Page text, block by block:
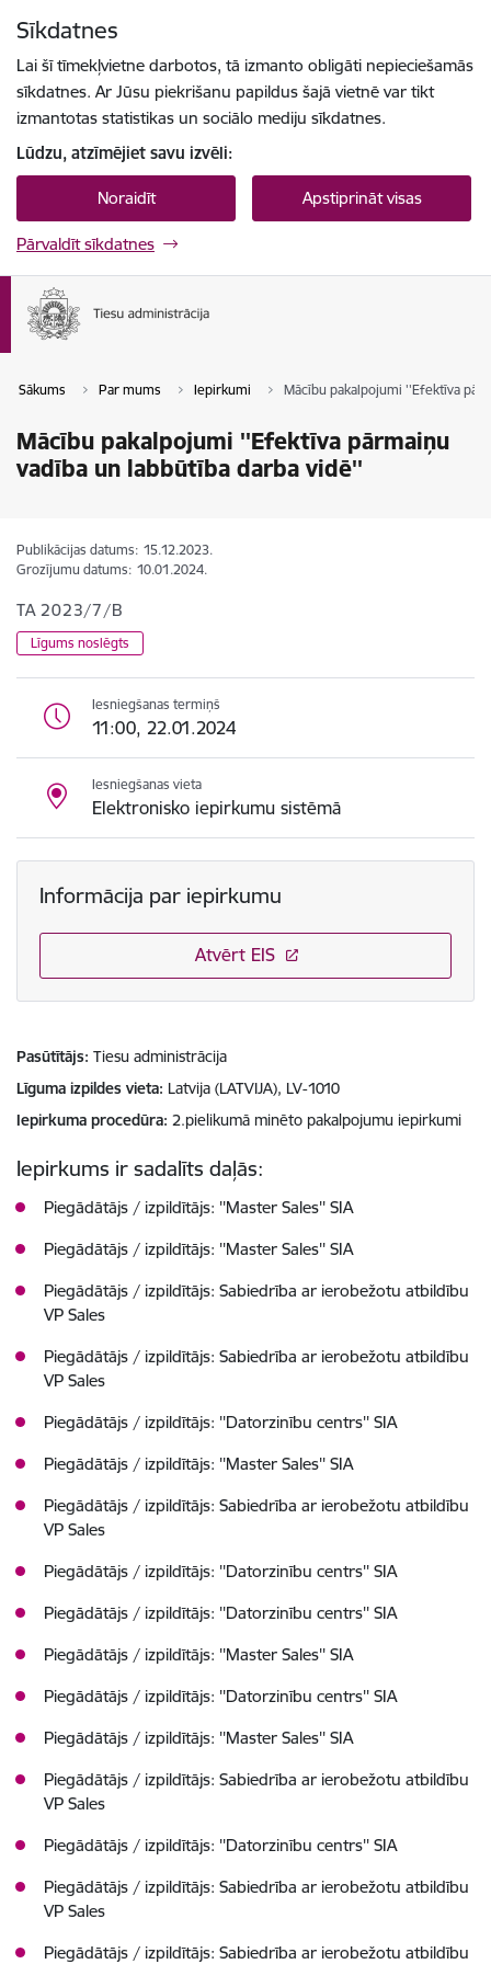
Sīkdatnes
Lai šī tīmekļvietne darbotos, tā izmanto obligāti nepieciešamās
sīkdatnes. Ar Jūsu piekrišanu papildus šajā vietnē var tikt
izmantotas statistikas un sociālo mediju sīkdatnes.
Lūdzu, atzīmējiet savu izvēli:
Noraidīt Apstiprināt visas
Pārvaldīt sīkdatnes
Sākums Par mums Iepirkumi Mācību pakalpojumi ''Efektīva
Mācību pakalpojumi ''Efektīva pārmaiņu
vadība un labbūtība darba vidē''
Publikācijas datums: 15.12.2023.
Grozījumu datums: 10.01.2024.
TA 2023/7/B
Līgums noslēgts
Iesniegšanas termiņš
11:00, 22.01.2024
Iesniegšanas vieta
Elektronisko iepirkumu sistēmā
Informācija par iepirkumu
Atvērt EIS
Pasūtītājs Tiesu administrācija
Līguma izpildes vieta Latvija (LATVIJA), LV-1010
Iepirkuma procedūra 2.pielikumā minēto pakalpojumu iepirkumi
Iepirkums ir sadalīts daļās:
Piegādātājs / izpildītājs: ''Master Sales'' SIA
Piegādātājs / izpildītājs: ''Master Sales'' SIA
Piegādātājs / izpildītājs: Sabiedrība ar ierobežotu atbildību
VP Sales
Piegādātājs / izpildītājs: Sabiedrība ar ierobežotu atbildību
VP Sales
Piegādātājs / izpildītājs: ''Datorzinību centrs'' SIA
Piegādātājs / izpildītājs: ''Master Sales'' SIA
Piegādātājs / izpildītājs: Sabiedrība ar ierobežotu atbildību
VP Sales
Piegādātājs / izpildītājs: ''Datorzinību centrs'' SIA
Piegādātājs / izpildītājs: ''Datorzinību centrs'' SIA
Piegādātājs / izpildītājs: ''Master Sales'' SIA
Piegādātājs / izpildītājs: ''Datorzinību centrs'' SIA
Piegādātājs / izpildītājs: ''Master Sales'' SIA
Piegādātājs / izpildītājs: Sabiedrība ar ierobežotu atbildību
VP Sales
Piegādātājs / izpildītājs: ''Datorzinību centrs'' SIA
Piegādātājs / izpildītājs: Sabiedrība ar ierobežotu atbildību
VP Sales
Piegādātājs / izpildītājs: Sabiedrība ar ierobežotu atbildību